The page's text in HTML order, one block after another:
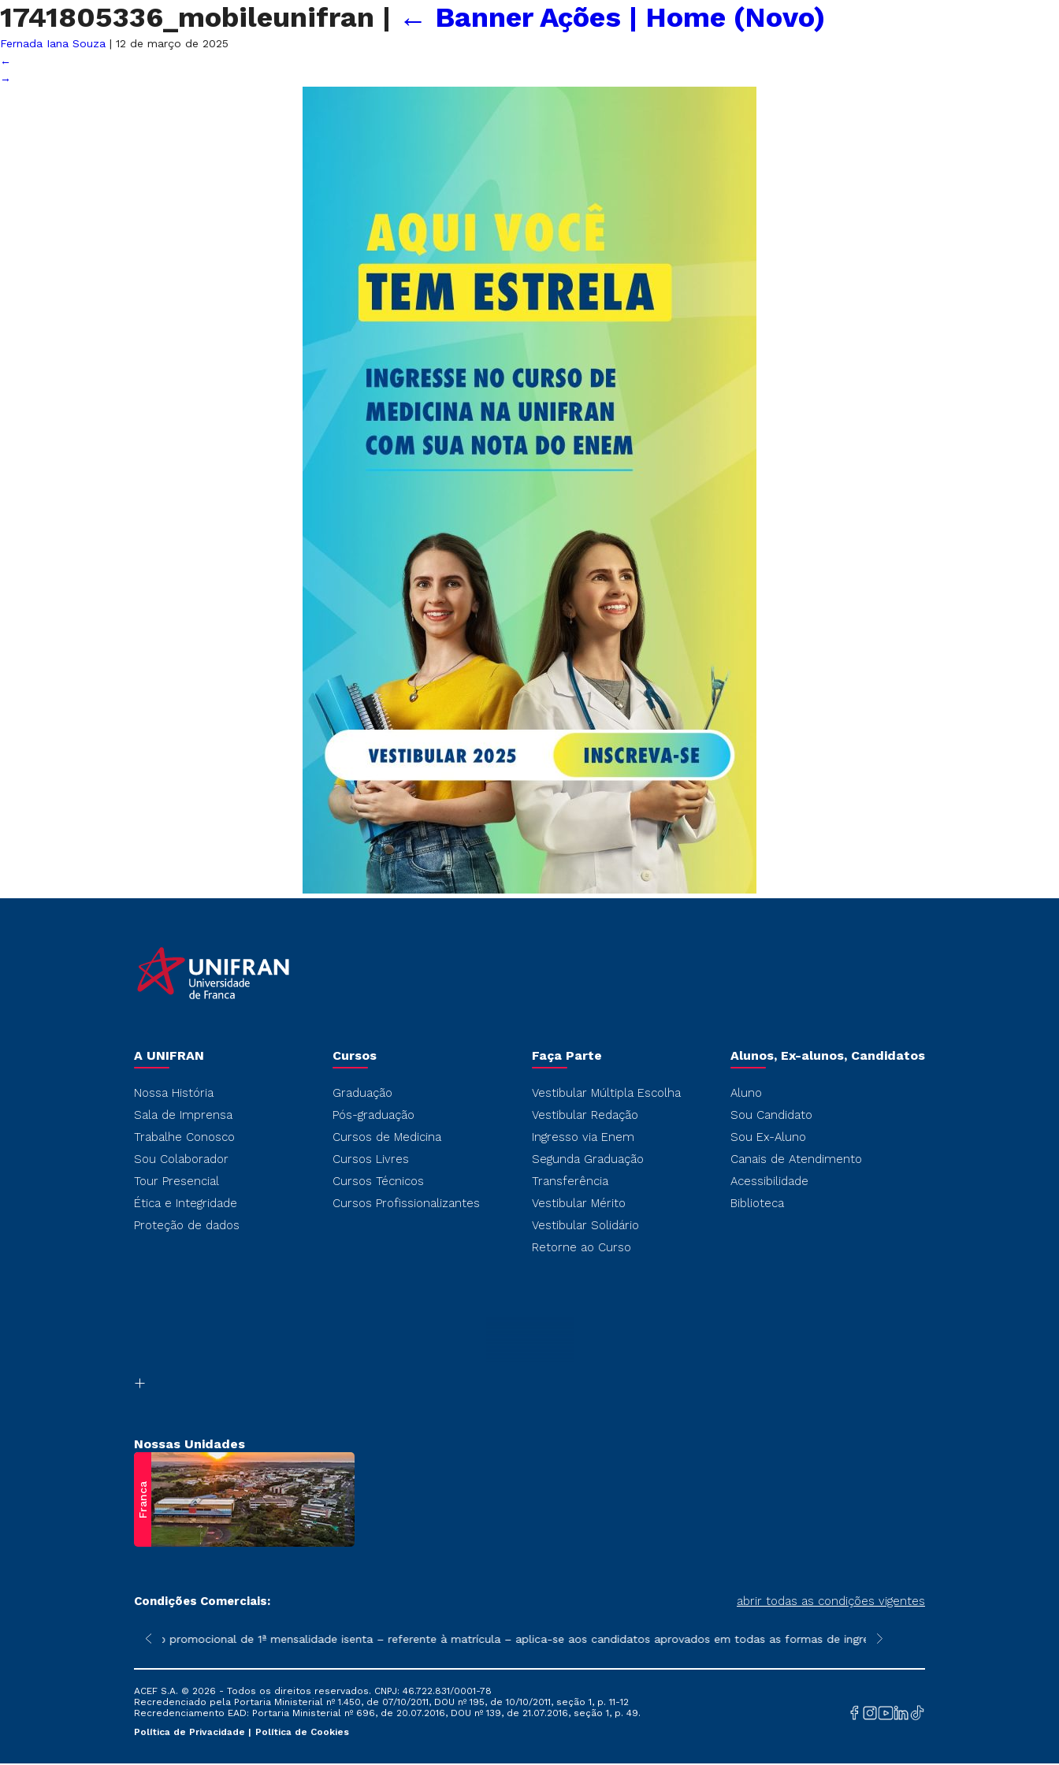
1741805336_mobileunifran | ← Banner Ações | Home (Novo)
Fernada Iana Souza | 12 de março de 2025
←
→
A UNIFRAN
Nossa História
Sala de Imprensa
Trabalhe Conosco
Sou Colaborador
Tour Presencial
Ética e Integridade
Proteção de dados
Cursos
Graduação
Pós-graduação
Cursos de Medicina
Cursos Livres
Cursos Técnicos
Cursos Profissionalizantes
Faça Parte
Vestibular Múltipla Escolha
Vestibular Redação
Ingresso via Enem
Segunda Graduação
Transferência
Vestibular Mérito
Vestibular Solidário
Retorne ao Curso
Alunos, Ex-alunos, Candidatos
Aluno
Sou Candidato
Sou Ex-Aluno
Canais de Atendimento
Acessibilidade
Biblioteca
Nossas Unidades
Franca
Condições Comerciais: abrir todas as condições vigentes
sofrer alterações nos períodos de rematrícula conforme exposto no contrato de prestação de serviços
*A condição promocional de 1ª mensalidade isenta – referente à matrícula – aplica-se aos candidatos aprovados em todas as formas de ingresso, exceto na prova on-line ou
**Semipresencial é um formato do
ACEF S.A. © 2026 - Todos os direitos reservados. CNPJ: 46.722.831/0001-78
Recredenciado pela Portaria Ministerial nº 1.450, de 07/10/2011, DOU nº 195, de 10/10/2011, seção 1, p. 11-12
Recredenciamento EAD: Portaria Ministerial nº 696, de 20.07.2016, DOU nº 139, de 21.07.2016, seção 1, p. 49.
Política de Privacidade
Política de Cookies